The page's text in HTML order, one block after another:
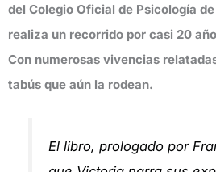
del Colegio Oficial de Psicología
realiza un recorrido por casi 20
Con numerosas vivencias
tabús que aún la rodean.
El libro, prologado por